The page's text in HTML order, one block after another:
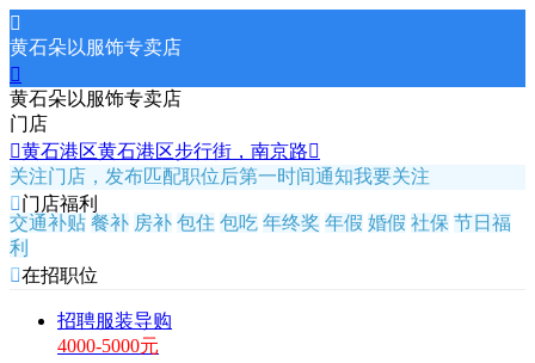

黄石朵以服饰专卖店

黄石朵以服饰专卖店
门店
黄石港区黄石港区步行街，南京路
关注门店，发布匹配职位后第一时间通知我要关注
门店福利
交通补贴 餐补 房补 包住 包吃 年终奖 年假 婚假 社保 节日福
利
在招职位
招聘服装导购
4000-5000元